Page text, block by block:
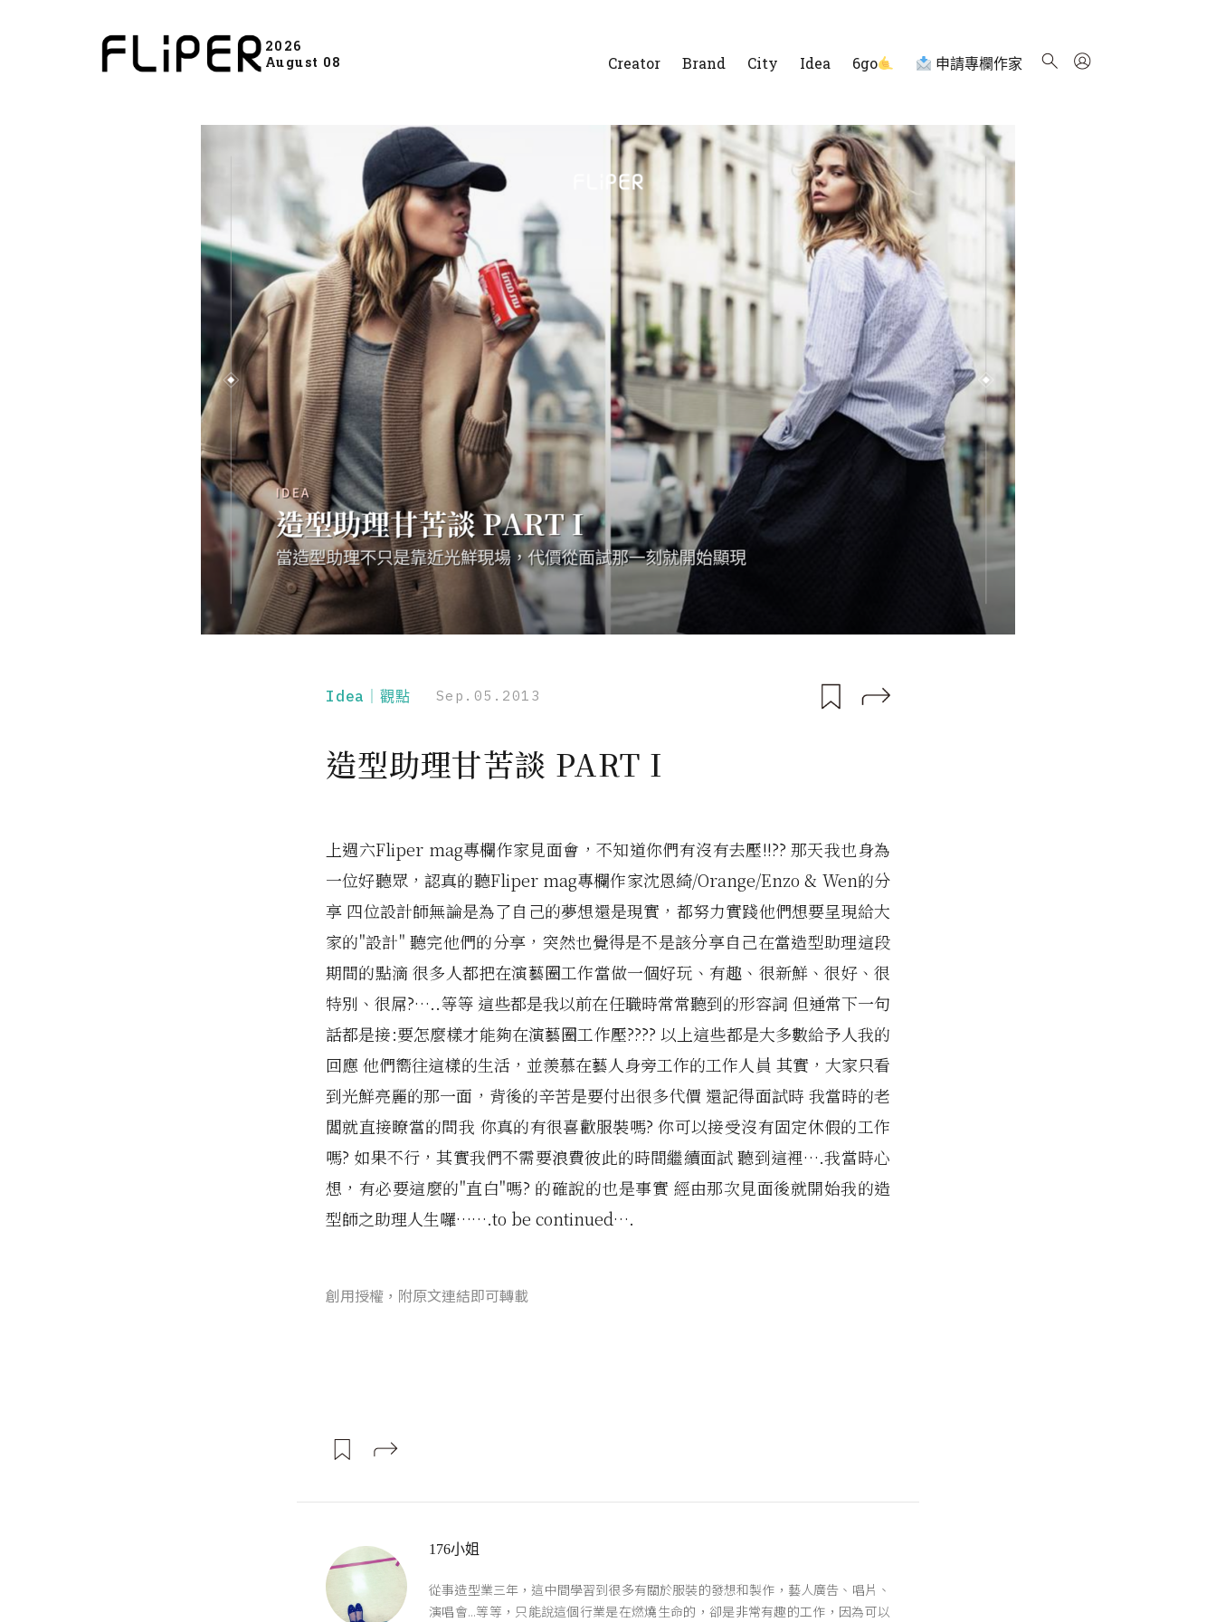
2026
August 08
Creator Brand City Idea 6go 申請專欄作家
Idea｜觀點 Sep.05.2013
造型助理甘苦談 PART I
上週六Fliper mag專欄作家見面會，不知道你們有沒有去壓!!?? 那天我也身為
一位好聽眾，認真的聽Fliper mag專欄作家沈恩綺/Orange/Enzo & Wen的分
享 四位設計師無論是為了自己的夢想還是現實，都努力實踐他們想要呈現給大
家的"設計" 聽完他們的分享，突然也覺得是不是該分享自己在當造型助理這段
期間的點滴 很多人都把在演藝圈工作當做一個好玩、有趣、很新鮮、很好、很
特別、很屌?…..等等 這些都是我以前在任職時常常聽到的形容詞 但通常下一句
話都是接:要怎麼樣才能夠在演藝圈工作壓???? 以上這些都是大多數給予人我的
回應 他們嚮往這樣的生活，並羨慕在藝人身旁工作的工作人員 其實，大家只看
到光鮮亮麗的那一面，背後的辛苦是要付出很多代價 還記得面試時 我當時的老
闆就直接瞭當的問我 你真的有很喜歡服裝嗎? 你可以接受沒有固定休假的工作
嗎? 如果不行，其實我們不需要浪費彼此的時間繼續面試 聽到這裡….我當時心
想，有必要這麼的"直白"嗎? 的確說的也是事實 經由那次見面後就開始我的造
型師之助理人生囉…….to be continued….
創用授權，附原文連結即可轉載
176小姐
從事造型業三年，這中間學習到很多有關於服裝的發想和製作，藝人廣告、唱片、
演唱會...等等，只能說這個行業是在燃燒生命的，卻是非常有趣的工作，因為可以